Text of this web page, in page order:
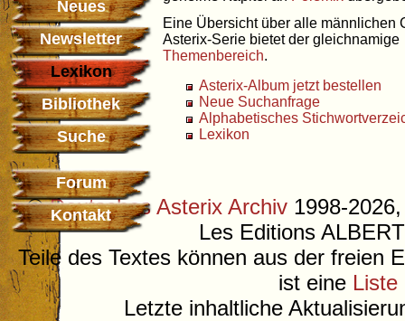
Neues
Newsletter
Lexikon
Bibliothek
Suche
Forum
Kontakt
Eine Übersicht über alle männlichen
Asterix-Serie bietet der gleichnamige
Themenbereich.
Asterix-Album jetzt bestellen
Neue Suchanfrage
Alphabetisches
Lexikon
©Deutsches Asterix Archiv 1998-
Les Editions
Teile des Textes können aus der freien
ist eine Liste
Letzte inhaltliche